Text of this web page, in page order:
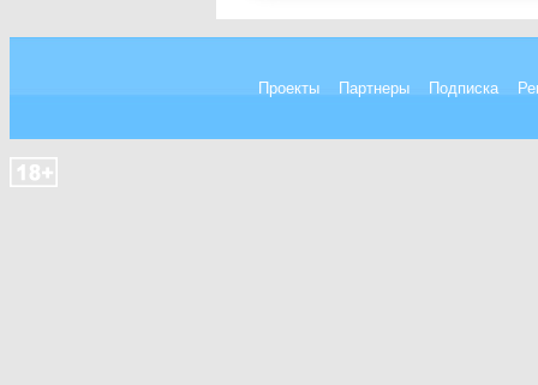
Проекты Партнеры Подписка